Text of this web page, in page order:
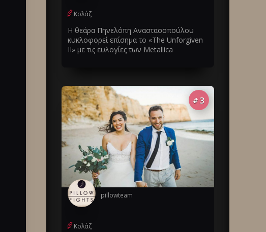
Κολάζ
Η θεάρα Πηνελόπη Αναστασοπούλου
κυκλοφορεί επίσημα το «The Unforgiven
II» με τις ευλογίες των Metallica
# 3
pillowteam
Κολάζ